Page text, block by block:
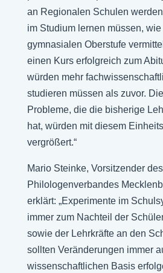
an Regionalen Schulen
im Studium lernen müssen,
gymnasialen Oberstufe
einen Kurs erfolgreich zum
würden mehr
studieren müssen als zuvor.
Probleme, die die bisherige
hat, würden mit diesem
vergrößert.“
Mario Steinke, Vorsitzender des
Philologenverbandes
erklärt: „Experimente im
immer zum Nachteil der
sowie der Lehrkräfte an den
sollten Veränderungen immer
wissenschaftlichen Basis